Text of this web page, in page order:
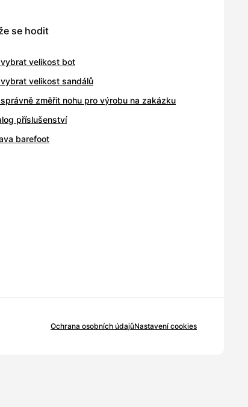
se hodit
velikost bot
velikost sandálů
změřit nohu pro výrobu na zakázku
příslušenství
barefoot
Ochrana osobních údajůNastavení cookies